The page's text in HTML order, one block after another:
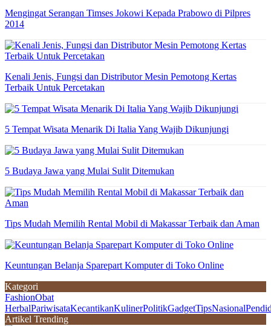
Mengingat Serangan Timses Jokowi Kepada Prabowo di Pilpres
2014
Kenali Jenis, Fungsi dan Distributor Mesin Pemotong Kertas
Terbaik Untuk Percetakan
5 Tempat Wisata Menarik Di Italia Yang Wajib Dikunjungi
5 Budaya Jawa yang Mulai Sulit Ditemukan
Tips Mudah Memilih Rental Mobil di Makassar Terbaik dan Aman
Keuntungan Belanja Sparepart Komputer di Toko Online
Kategori
FashionObat
HerbalPariwisataKecantikanKulinerPolitikGadgetTipsNasional
Artikel Trending